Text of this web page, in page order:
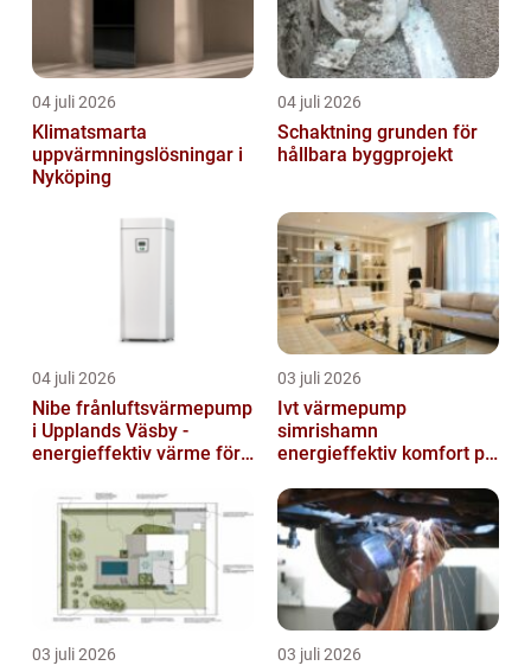
04 juli 2026
Klimatsmarta
uppvärmningslösningar i
Nyköping
04 juli 2026
Schaktning grunden för
hållbara byggprojekt
04 juli 2026
Nibe frånluftsvärmepump
i Upplands Väsby -
energieffektiv värme för
03 juli 2026
Ivt värmepump
simrishamn
energieffektiv komfort på
03 juli 2026 03 juli 2026